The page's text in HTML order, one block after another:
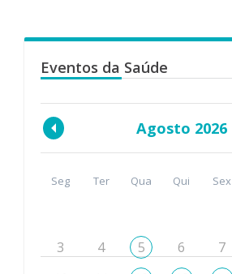
Eventos da Saúde
Agosto 2026
Seg Ter Qua Qui Sex
3
4 5 6 7